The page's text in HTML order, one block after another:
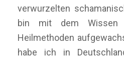
verwurzelten
bin mit dem Wissen
Heilmethoden
habe ich in